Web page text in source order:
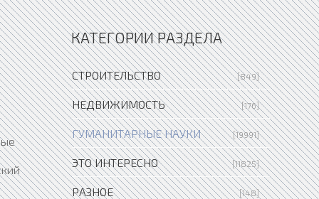
КАТЕГОРИИ РАЗДЕЛА
СТРОИТЕЛЬСТВО [849]
НЕДВИЖИМОСТЬ [176]
ГУМАНИТАРНЫЕ НАУКИ [19991]
ЭТО ИНТЕРЕСНО [11825]
РАЗНОЕ [148]